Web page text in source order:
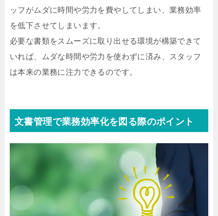
ッフがムダに時間や労力を費やしてしまい、業務効率
を低下させてしまいます。
必要な書類をスムーズに取り出せる環境が構築できて
いれば、ムダな時間や労力を使わずに済み、スタッフ
は本来の業務に注力できるのです。
文書管理で業務効率化を図る際のポイント